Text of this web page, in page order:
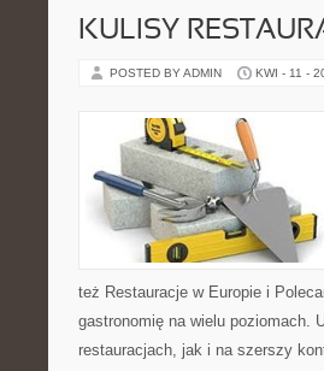
KULISY
POSTED BY ADMIN KWI - 11 -
też Restauracje w Europie i
gastronomię na wielu poziomach.
restauracjach, jak i na szerszy